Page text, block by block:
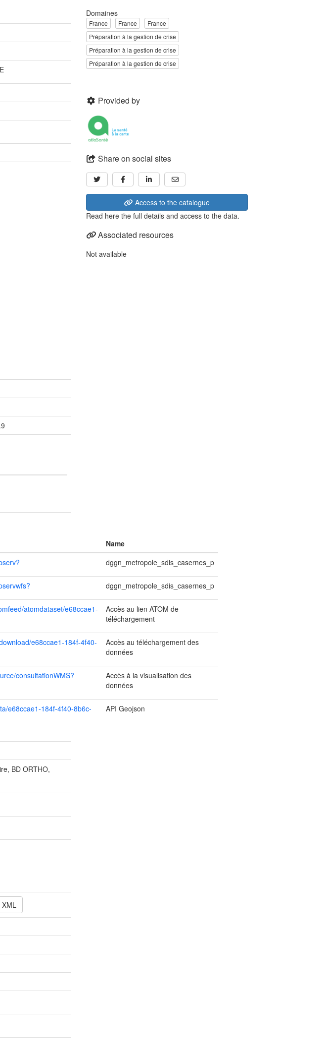
Name
dggn_metropole_sdis_casernes_p
dggn_metropole_sdis_casernes_p
atomdataset/e68ccae1-
Accès au lien ATOM de
téléchargement
e68ccae1-184f-4f40-
Accès au téléchargement des
données
consultationWMS?
Accès à la visualisation des
données
e68ccae1-184f-4f40-8b6c-
API Geojson
BD ORTHO,
XML
Domaines
France France
France
Préparation à la gestion de crise
Préparation à la gestion de crise
Préparation à la gestion de crise
Provided by
Share on social sites
Access to the catalogue
Read here the full details and access to the data.
Associated resources
Not available